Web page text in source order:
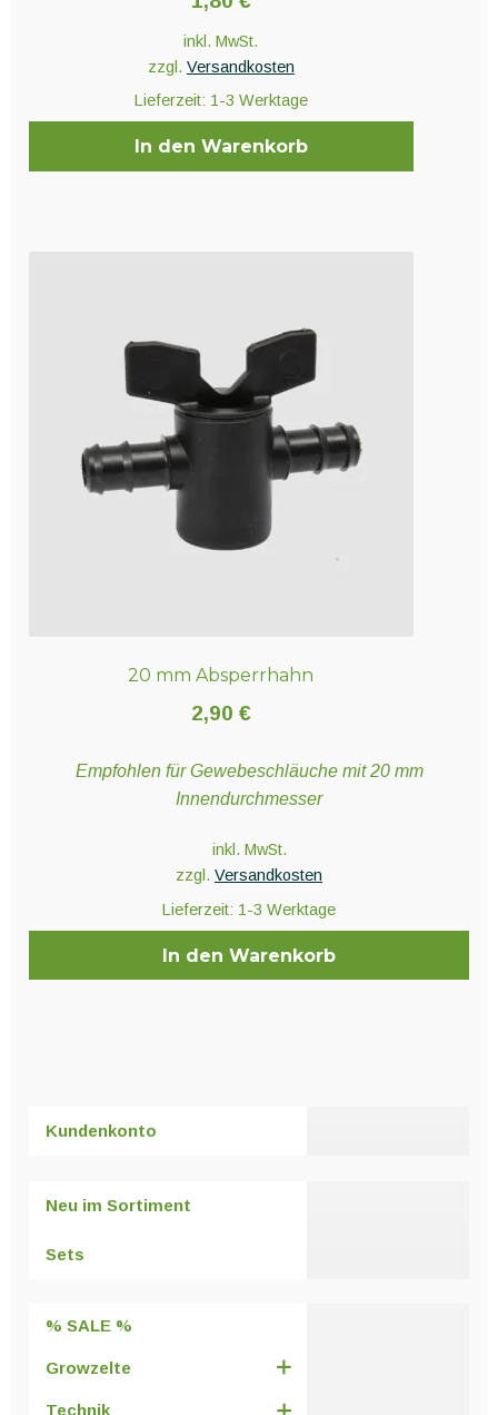
inkl. MwSt.
zzgl. Versandkosten
Lieferzeit: 1-3 Werktage
In den Warenkorb
20 mm Absperrhahn
2,90 €
Empfohlen für Gewebeschläuche mit 20 mm
Innendurchmesser
inkl. MwSt.
zzgl. Versandkosten
Lieferzeit: 1-3 Werktage
In den Warenkorb
Kundenkonto
Neu im Sortiment
Sets
% SALE %
Growzelte
Technik